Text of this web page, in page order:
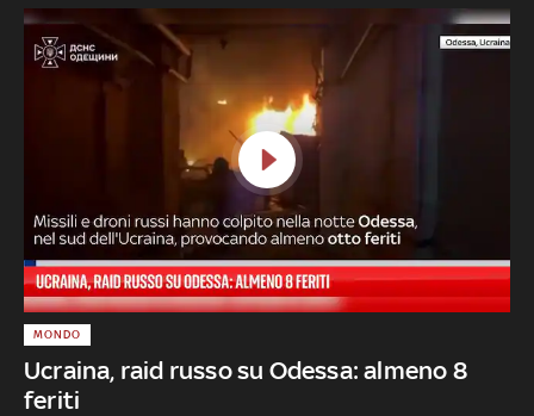
Ucraina, raid russo su Odessa: almeno 8
feriti
MONDO